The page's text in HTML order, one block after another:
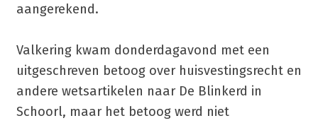
aangerekend.
Valkering kwam donderdagavond met een
uitgeschreven betoog over huisvestingsrecht en
andere wetsartikelen naar De Blinkerd in
Schoorl, maar het betoog werd niet